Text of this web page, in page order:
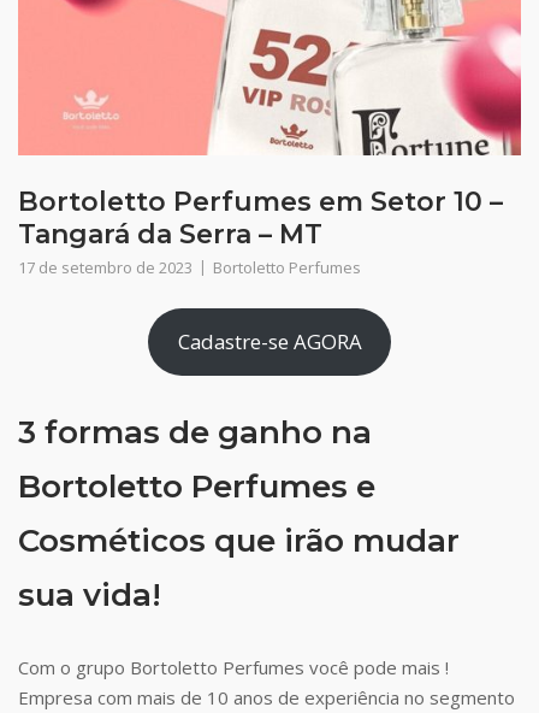
Bortoletto Perfumes em Setor 10 –
Tangará da Serra – MT
17 de setembro de 2023 Bortoletto Perfumes
Cadastre-se AGORA
3 formas de ganho na
Bortoletto Perfumes e
Cosméticos que irão mudar
sua vida!
Com o grupo Bortoletto Perfumes você pode mais !
Empresa com mais de 10 anos de experiência no segmento